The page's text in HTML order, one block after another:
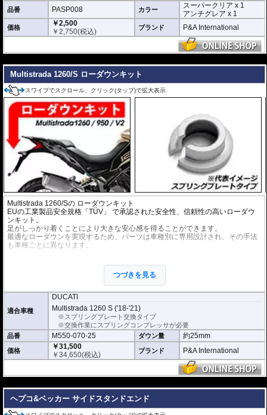
品番 PASP008 カラー
スーパークリア x 1
アンチグレア x 1
価格
￥2,500
￥2,750(税込) ブランド P&A International
Multistrada 1260/S ローダウンキット
スワイプでスクロール、クリック(タップ)で拡大表示
Multistrada 1260/Sの ローダウンキット
EUの工業製品安全規格「TÜV」 で承認された安全性、信頼性の高いローダウ
ンキット。
足がしっかり着くことにより大きな安心感を得ることができます。
最適なローダウンを実現するため、パーツは車種別に専用設計され、その手法
も車種ごとに異なります。
お勧めいたします。(ショートサイドスタンドはお客様にてご用意ください。)
※ダウンする高さによっては、センタースタンドが使用できない、または、取
り外さなくてはいけない場合があります。
※写真は同系ローダウンパーツの代表写真です。実際の商品とは異なる場合が
※フロントフォークの突き出し量を合わせて調整することをお勧めします。(調
整可能な車種の場合。推奨調整値はマニュアルに記載)
※安全に関する重要なパーツの為、プロショップによる取付を行ってくださ
い。個人でお取付の場合、弊社ではいかなる事象においてその責を負うことが
できません。
つづきを見る
適合車種
DUCATI
Multistrada 1260 S ('18-'21)
※スプリングプレート交換タイプ
※交換作業にスプリングコンプレッサが必要
品番
M550-070-25 ダウン量 約25mm
価格
￥31,500
￥34,650(税込) ブランド P&A International
ヘプコ&ベッカー サイドスタンドエンド